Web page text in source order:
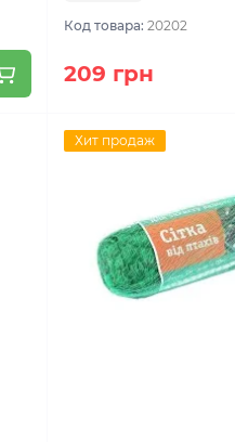
Код товара:20202
209 грн
Хит продаж